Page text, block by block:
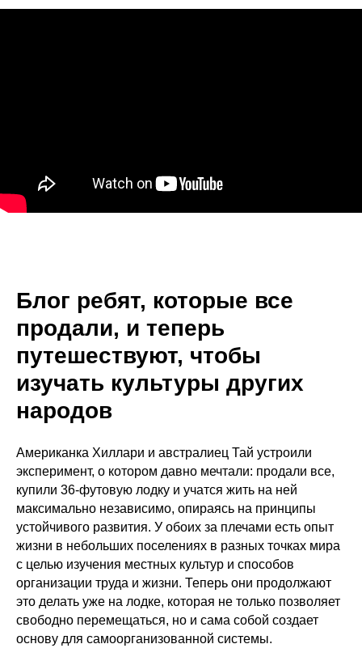
Блог ребят, которые все
продали, и теперь
путешествуют, чтобы
изучать культуры других
народов
Американка Хиллари и австралиец Тай устроили
эксперимент, о котором давно мечтали: продали все,
купили 36-футовую лодку и учатся жить на ней
максимально независимо, опираясь на принципы
устойчивого развития. У обоих за плечами есть опыт
жизни в небольших поселениях в разных точках мира
с целью изучения местных культур и способов
организации труда и жизни. Теперь они продолжают
это делать уже на лодке, которая не только позволяет
свободно перемещаться, но и сама собой создает
основу для самоорганизованной системы.